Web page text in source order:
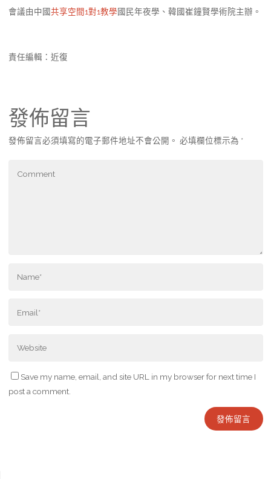
會議由中國共享空間1對1教學國民年夜學、韓國崔鐘賢學術院主辦。
責任編輯：近復
發佈留言
發佈留言必須填寫的電子郵件地址不會公開。 必填欄位標示為 *
Save my name, email, and site URL in my browser for next time I
post a comment.